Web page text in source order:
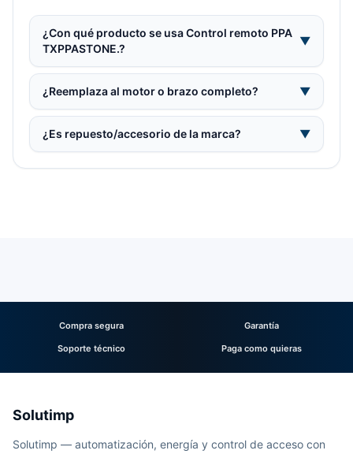
¿Con qué producto se usa Control remoto PPA
TXPPASTONE.?
▼
¿Reemplaza al motor o brazo completo? ▼
¿Es repuesto/accesorio de la marca? ▼
Compra segura Garantía
Soporte técnico Paga como quieras
Solutimp
Solutimp — automatización, energía y control de acceso con